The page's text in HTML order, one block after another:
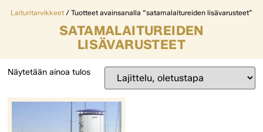
Laituritarvikkeet / Tuotteet avainsanalla “satamalaitureiden lisävarusteet”
SATAMALAITUREIDEN
LISÄVARUSTEET
Näytetään ainoa tulos